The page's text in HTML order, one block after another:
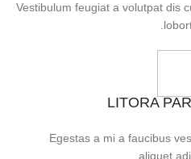
Vestibulum feugiat a volutpat dis
LITORA
Egestas a mi a faucibus
aliquet